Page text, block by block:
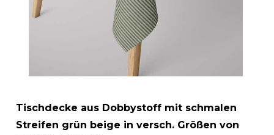
Tischdecke aus Dobbystoff mit schmalen
Streifen grün beige in versch. Größen von